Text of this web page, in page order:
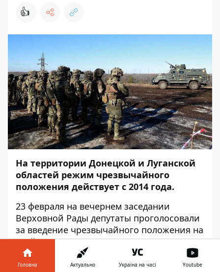
👍
На территории Донецкой и Луганской
областей режим чрезвычайного
положения действует с 2014 года.
23 февраля на вечернем заседании
Верховной Рады депутаты проголосовали
за введение чрезвычайного положения на
всей территории Украины, кроме
Донецкой и Луганской областей.
Поддержали законопроект 335 народных
Головна Актуально Україна на часі Youtube